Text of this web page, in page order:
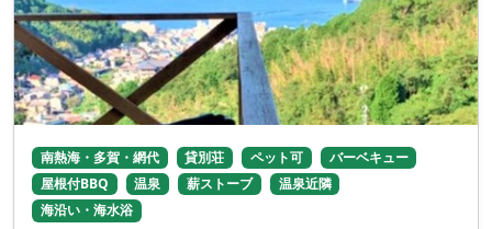
南熱海・多賀・網代 貸別荘 ペット可
バーベキュー
屋根付BBQ
温泉 薪ストーブ
温泉近隣
海沿い・海水浴